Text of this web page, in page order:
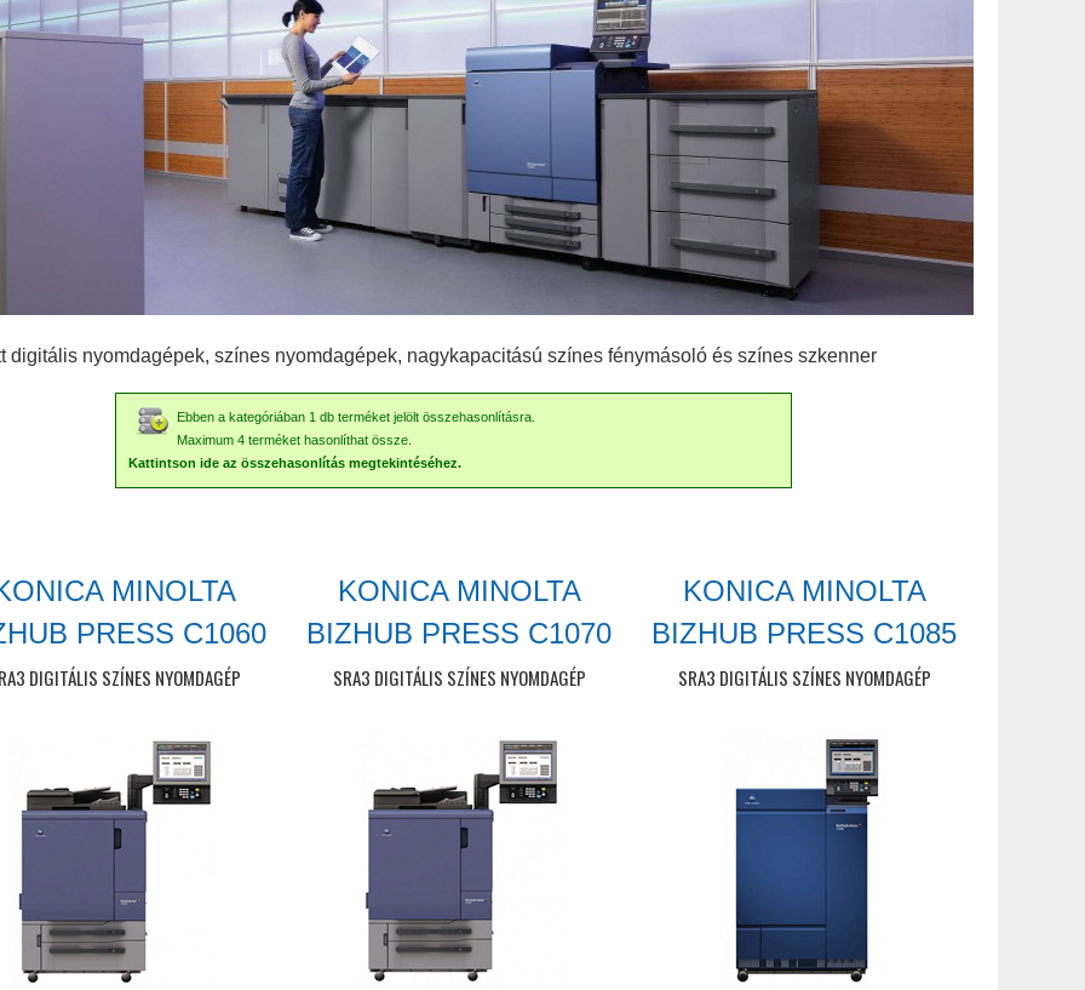
digitális nyomdagépek, színes nyomdagépek, nagykapacitású színes fénymásoló és színes szkenner
Ebben a kategóriában 1 db terméket jelölt összehasonlításra.
Maximum 4 terméket hasonlíthat össze.
Kattintson ide az összehasonlítás megtekintéséhez.
MINOLTA
PRESS C1060
DIGITÁLIS SZÍNES NYOMDAGÉP
KONICA MINOLTA
BIZHUB PRESS C1070
SRA3 DIGITÁLIS SZÍNES NYOMDAGÉP
KONICA MINOLTA
BIZHUB PRESS C1085
SRA3 DIGITÁLIS SZÍNES NYOMDAGÉP